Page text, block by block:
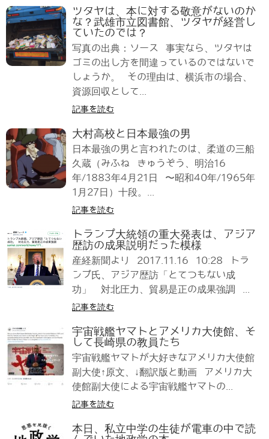
ツタヤは、本に対する敬意がないのか
な？武雄市立図書館、ツタヤが経営し
ていたのでは？
写真の出典：ソース 事実なら、ツタヤは
ゴミの出し方を間違っているのではないで
しょうか。 その理由は、横浜市の場合、
資源回収として...
記事を読む
大村高校と日本最強の男
日本最強の男と言われたのは、柔道の三船
久蔵（みふね きゅうぞう、明治16
年/1883年4月21日 〜昭和40年/1965年
1月27日）十段。...
記事を読む
トランプ大統領の重大発表は、アジア
歴訪の成果説明だった模様
産経新聞より 2017.11.16 10:28 トラ
ンプ氏、アジア歴訪「とてつもない成
功」 対北圧力、貿易是正の成果強調 ...
記事を読む
宇宙戦艦ヤマトとアメリカ大使館、そ
して長崎県の教員たち
宇宙戦艦ヤマトが大好きなアメリカ大使館
副大使↑原文、↓翻訳版と動画 アメリカ大
使館副大使による宇宙戦艦ヤマトの...
記事を読む
本日、私立中学の生徒が電車の中で読